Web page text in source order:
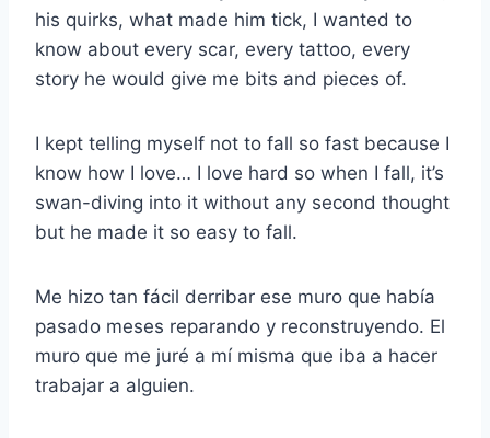
his quirks, what made him tick, I wanted to
know about every scar, every tattoo, every
story he would give me bits and pieces of.
I kept telling myself not to fall so fast because I
know how I love… I love hard so when I fall, it’s
swan-diving into it without any second thought
but he made it so easy to fall.
Me hizo tan fácil derribar ese muro que había
pasado meses reparando y reconstruyendo. El
muro que me juré a mí misma que iba a hacer
trabajar a alguien.